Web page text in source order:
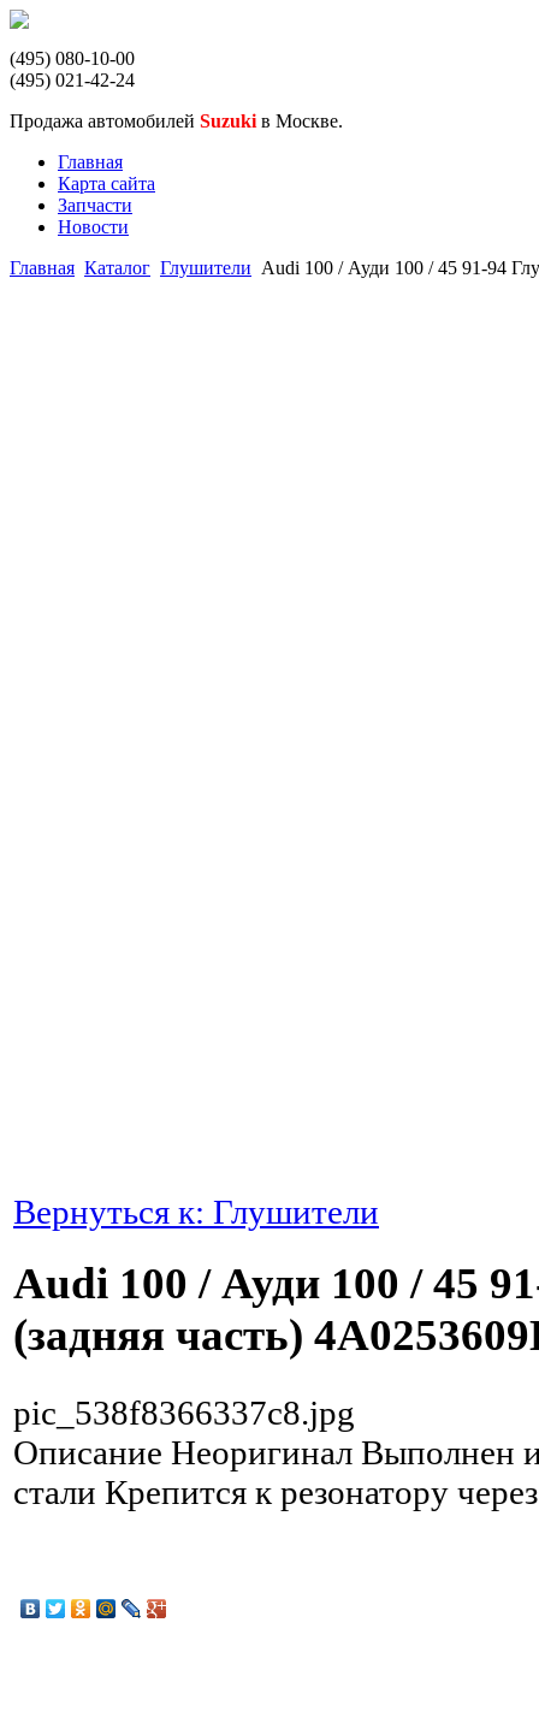
(495) 080-10-00
(495) 021-42-24
Продажа автомобилей Suzuki в Москве.
Главная
Карта сайта
Запчасти
Новости
Главная Каталог Глушители Audi 100 / Ауди 100 / 45 91-94
Вернуться к: Глушители
Audi 100 / Ауди 100 / 45
(задняя часть)
pic_538f8366337c8.jpg
Описание Неоригинал Выполнен
стали Крепится к резонатору